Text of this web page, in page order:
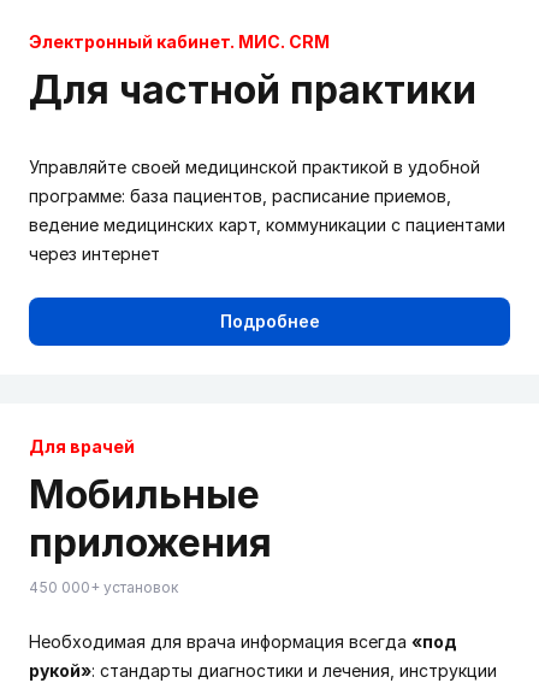
Электронный кабинет. МИС. CRM
Для частной практики
Управляйте своей медицинской практикой в удобной
программе: база пациентов, расписание приемов,
ведение медицинских карт, коммуникации с пациентами
через интернет
Подробнее
Для врачей
Мобильные
приложения
450 000+ установок
Необходимая для врача информация всегда «под
рукой»: стандарты диагностики и лечения, инструкции